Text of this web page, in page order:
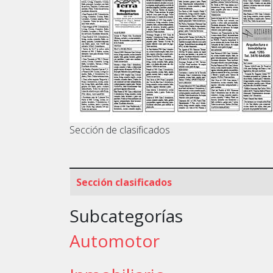
Sección de clasificados
Título Veces visto
Sección clasificados
Subcategorías
Automotor